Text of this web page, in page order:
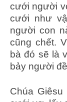
cưới người
cưới như
người con
cũng chết.
bà đó sẽ là
bảy người
Chúa